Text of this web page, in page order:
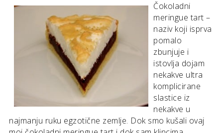
Čokoladni
meringue tart –
naziv koji isprva
pomalo
zbunjuje i
istovlja dojam
nekakve ultra
komplicirane
slastice iz
nekakve u
najmanju ruku egzotične zemlje. Dok smo kušali ovaj